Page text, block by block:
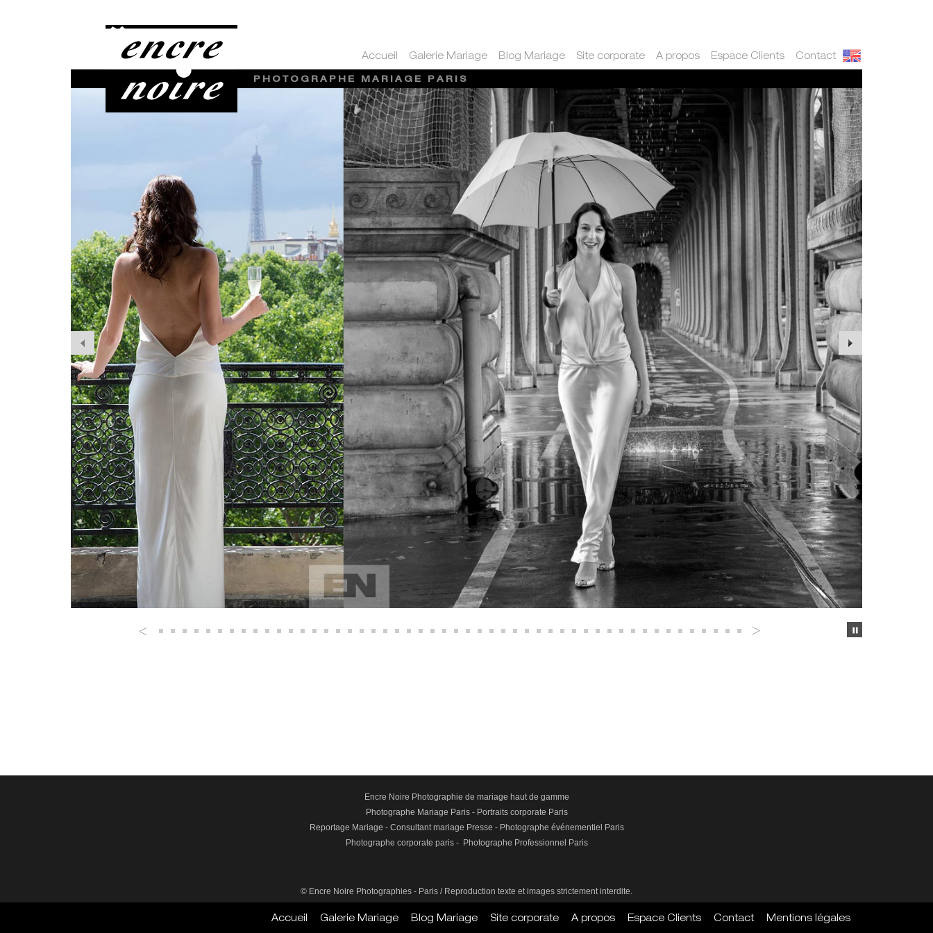
Accueil Galerie Mariage Blog Mariage Site corporate A propos Espace Clients Contact
PHOTOGRAPHE MARIAGE PARIS
Encre Noire Photographie de mariage haut de gamme
Photographe Mariage Paris- Portraits corporate Paris
Reportage Mariage - Consultant mariage Presse - Photographe événementiel Paris
Photographe corporate paris- Photographe Professionnel Paris
© Encre Noire Photographies - Paris / Reproduction texte et images strictement interdite.
Accueil Galerie Mariage Blog Mariage Site corporate A propos Espace Clients Contact Mentions légales